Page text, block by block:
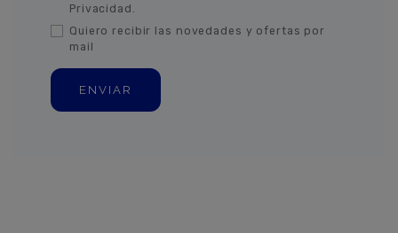
Privacidad.
Quiero recibir las novedades y ofertas por
mail